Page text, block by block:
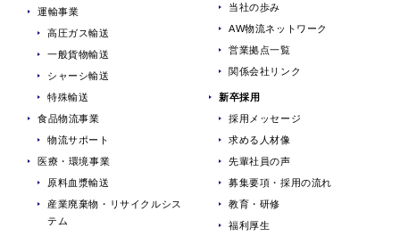
運輸事業
高圧ガス輸送
一般貨物輸送
シャーシ輸送
特殊輸送
食品物流事業
物流サポート
医療・環境事業
原料血漿輸送
産業廃棄物・リサイクルシス
テム
当社の歩み
AW物流ネットワーク
営業拠点一覧
関係会社リンク
新卒採用
採用メッセージ
求める人材像
先輩社員の声
募集要項・採用の流れ
教育・研修
福利厚生